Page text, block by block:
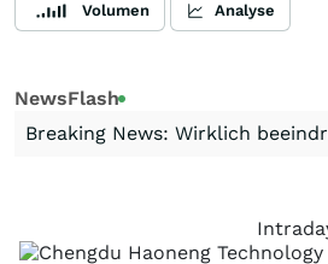
Volumen Analyse
NewsFlash
Breaking News: Wirklich